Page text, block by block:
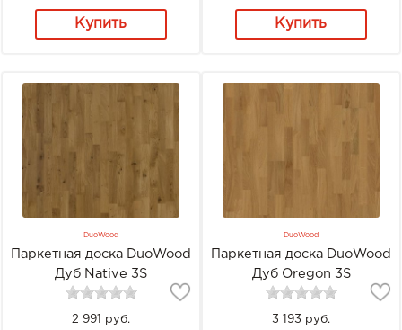
Купить Купить
DuoWood
Паркетная доска DuoWood
Дуб Native 3S
2 991 руб.
DuoWood
Паркетная доска DuoWood
Дуб Oregon 3S
3 193 руб.